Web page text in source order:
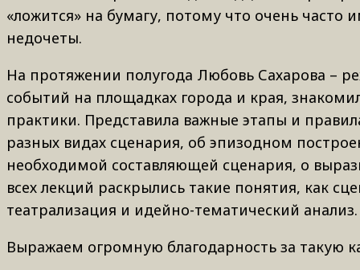
«ложится» на бумагу, потому что очень
недочеты.
На протяжении полугода Любовь Сахарова –
событий на площадках города и края,
практики. Представила важные этапы и
разных видах сценария, об эпизодном
необходимой составляющей сценария, о
всех лекций раскрылись такие понятия, как
театрализация и идейно-тематический анализ.
Выражаем огромную благодарность за такую